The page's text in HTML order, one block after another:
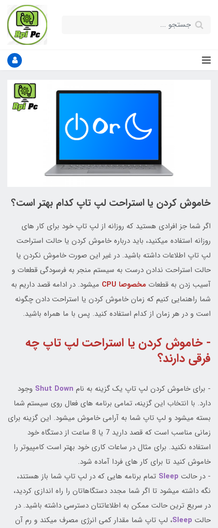
خاموش کردن یا استراحت لپ تاپ کدام بهتر است؟
اگر شما جز افرادی هستید که روزانه از لپ تاپ خود برای کار های
روزانه استفاده میکنید، باید درباره خاموش کردن یا حالت استراحت
لپ تاپ اطلاعات داشته باشید. در غیر این صورت خاموش نکردن یا
حالت استراحت ندادن درست به سیستم منجر به فرسودگی قطعات و
آسیب زدن به قطعات مخصوصا CPU
میشود. در ادامه قصد داریم به
شما راهنمایی کنیم که زمان خاموش کردن یا استراحت دادن چگونه
است و در هر زمان از کدام استفاده کنید. پس با ما همراه باشید.
- خاموش کردن یا استراحت لپ تاپ چه
فرقی دارند؟
- برای خاموش کردن لپ تاپ یک گزینه به نام Shut Down وجود
دارد. با انتخاب این گزینه، تمامی برنامه های فعال روی سیستم شما
بسته میشود و لپ تاپ شما به آرامی خاموش میشود. این گزینه برای
زمانی مناسب است که قصد دارید 7 یا 8 ساعت از دستگاه خود
استفاده نکنید. برای مثال در ساعات کاری خود بهتر است کامپیوتر را
خاموش کنید تا برای کار های فردا آماده شود.
- در حالت Sleep تمام برنامه هایی که در لپ تاپ شما باز هستند،
نگه داشته میشود تا اگر شما مجدد دستگاهاتان را راه اندازی کردید،
در سریع ترین حالت ممکن به اطلاعاتتان دسترسی داشته باشید. در
حالت Sleep، لپ تاپ شما مقدار کمی انرژی مصرف میکند و رم آن